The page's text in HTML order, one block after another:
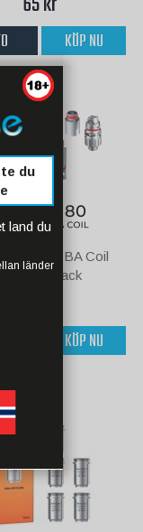
KÖP NU
RGC RBA Coil
0.6ohm/1pack
KÖP NU
du
land du
länder